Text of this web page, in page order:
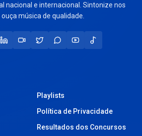
nacional e internacional. Sintonize nos
ouça música de qualidade.
Playlists
Política de Privacidade
Resultados dos Concursos